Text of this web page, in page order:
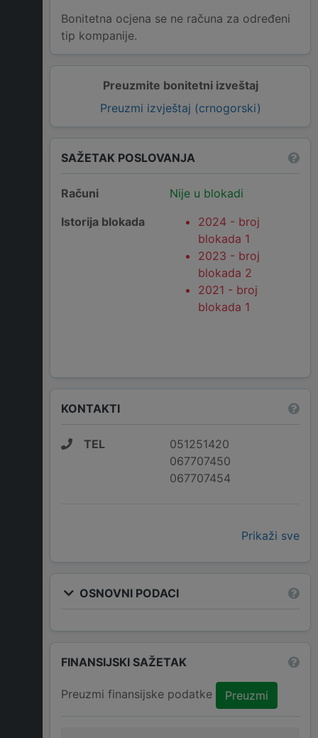
Preuzmite bonitetni izveštaj
Preuzmi izvještaj (crnogorski)
Bonitetna ocjena se ne računa za određeni
tip kompanije.
SAŽETAK POSLOVANJA
Računi
Nije u blokadi
Istorija blokada
2024 - broj
blokada 1
2023 - broj
blokada 2
2021 - broj
blokada 1
KONTAKTI
TEL
051251420
067707450
067707454
Prikaži sve
OSNOVNI PODACI
FINANSIJSKI SAŽETAK
Preuzmi finansijske podatke Preuzmi